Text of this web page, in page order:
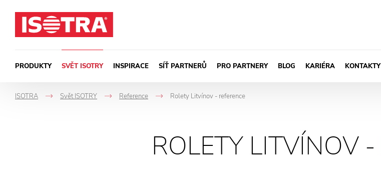
PRODUKTY SVĚT ISOTRY INSPIRACE SÍŤ PARTNERŮ PRO PARTNERY BLOG KARIÉRA KONTAKTY
ISOTRA
->
Svět ISOTRY
->
Reference Rolety Litvínov - reference
ROLETY LITVÍNOV -